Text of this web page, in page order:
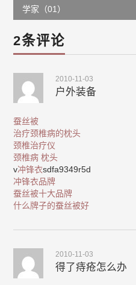
navigation
学家（01）
2条评论
2010-11-03
户外装备
蚕丝被
治疗颈椎病的枕头
颈椎治疗仪
颈椎病 枕头
v冲锋衣sdfa9349r5d
冲锋衣品牌
蚕丝被十大品牌
什么牌子的蚕丝被好
2010-11-03
得了痔疮怎么办